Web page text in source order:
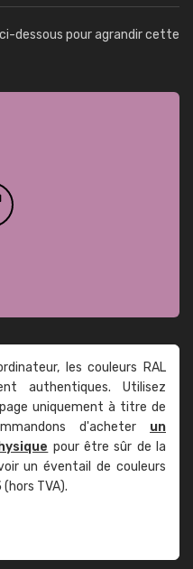
dessous pour agrandir cette
les couleurs RAL
authentiques. Utilisez
uniquement à titre de
d'acheter un
pour être sûr de la
un éventail de couleurs
(hors TVA).